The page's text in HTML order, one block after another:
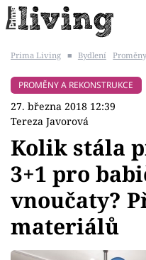
BYDLENÍ SLAVNÝCH
Témata
Bydlení
Zahrada
Prima Living ■ Bydlení
PROMĚNY A REKONSTRUKCE
27. března 2018 12:39
Tereza Javorová
Kolik stála
3+1 pro
vnoučaty?
materiálů